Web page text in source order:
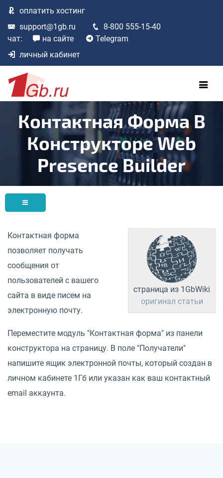
оплатить хостинг
support@1gb.ru
8-800 555-15-40
чат:
на сайте
Telegram
личный кабинет
Контактная Форма В
Конструкторе Web
Presence Builder
страница из 1GbWiki
оригинал статьи
Контактная форма
позволяет получать
сообщения от
пользователей с вашего
сайта в виде писем на
электронную почту.
Переместите модуль "Контактная форма" из панели
конструктора на страницу. В поле "Получатели"
напишите ящик электронной почты, который создан в
личном кабинете 1Гб или указан как ваш контактный
email аккаунта.